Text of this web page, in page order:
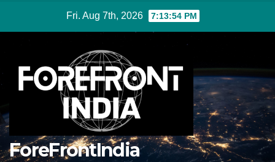
Fri. Aug 7th, 2026 7:13:55 PM
ForeFrontIndia